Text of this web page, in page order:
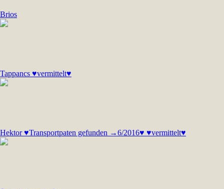
Brios
Tappancs ♥vermittelt♥
Hektor ♥Transportpaten gefunden →6/2016♥ ♥vermittelt♥